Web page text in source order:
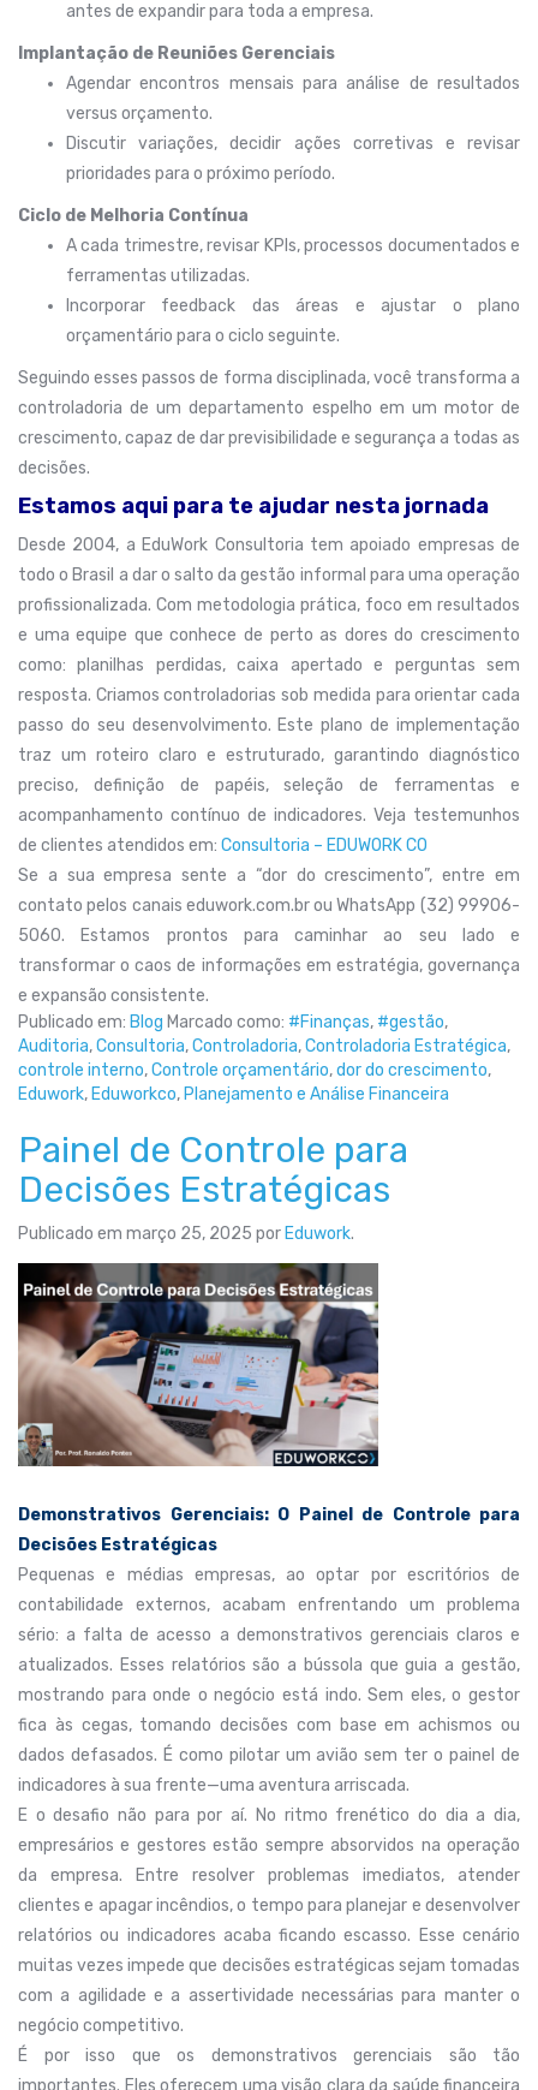
antes de expandir para toda a empresa.
Implantação de Reuniões Gerenciais
Agendar encontros mensais para análise de resultados
versus orçamento.
Discutir variações, decidir ações corretivas e revisar
prioridades para o próximo período.
Ciclo de Melhoria Contínua
A cada trimestre, revisar KPIs, processos documentados e
ferramentas utilizadas.
Incorporar feedback das áreas e ajustar o plano
orçamentário para o ciclo seguinte.
Seguindo esses passos de forma disciplinada, você transforma a
controladoria de um departamento espelho em um motor de
crescimento, capaz de dar previsibilidade e segurança a todas as
decisões.
Estamos aqui para te ajudar nesta jornada
Desde 2004, a EduWork Consultoria tem apoiado empresas de
todo o Brasil a dar o salto da gestão informal para uma operação
profissionalizada. Com metodologia prática, foco em resultados
e uma equipe que conhece de perto as dores do crescimento
como: planilhas perdidas, caixa apertado e perguntas sem
resposta. Criamos controladorias sob medida para orientar cada
passo do seu desenvolvimento. Este plano de implementação
traz um roteiro claro e estruturado, garantindo diagnóstico
preciso, definição de papéis, seleção de ferramentas e
acompanhamento contínuo de indicadores. Veja testemunhos
de clientes atendidos em: Consultoria – EDUWORK CO
Se a sua empresa sente a “dor do crescimento”, entre em
contato pelos canais eduwork.com.br ou WhatsApp (32) 99906-
5060. Estamos prontos para caminhar ao seu lado e
transformar o caos de informações em estratégia, governança
e expansão consistente.
Publicado em: Blog Marcado como: #Finanças, #gestão,
Auditoria,Consultoria,Controladoria,Controladoria Estratégica,
controle interno,Controle orçamentário,dor do crescimento,
Eduwork, Eduworkco, Planejamento e Análise Financeira
Painel de Controle para
Decisões Estratégicas
Publicado em março 25, 2025 por Eduwork.
Demonstrativos Gerenciais: O Painel de Controle para
Decisões Estratégicas
Pequenas e médias empresas, ao optar por escritórios de
contabilidade externos, acabam enfrentando um problema
sério: a falta de acesso a demonstrativos gerenciais claros e
atualizados. Esses relatórios são a bússola que guia a gestão,
mostrando para onde o negócio está indo. Sem eles, o gestor
fica às cegas, tomando decisões com base em achismos ou
dados defasados. É como pilotar um avião sem ter o painel de
indicadores à sua frente—uma aventura arriscada.
E o desafio não para por aí. No ritmo frenético do dia a dia,
empresários e gestores estão sempre absorvidos na operação
da empresa. Entre resolver problemas imediatos, atender
clientes e apagar incêndios, o tempo para planejar e desenvolver
relatórios ou indicadores acaba ficando escasso. Esse cenário
muitas vezes impede que decisões estratégicas sejam tomadas
com a agilidade e a assertividade necessárias para manter o
negócio competitivo.
É por isso que os demonstrativos gerenciais são tão
importantes. Eles oferecem uma visão clara da saúde financeira